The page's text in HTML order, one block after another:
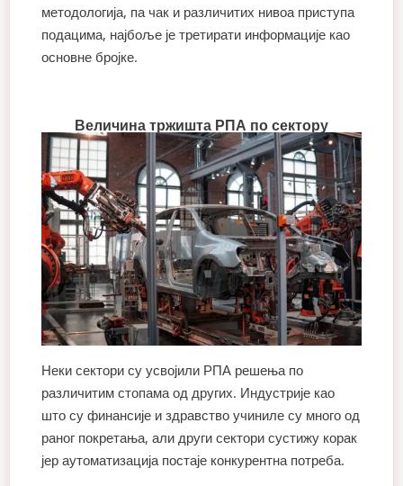
методологија, па чак и различитих нивоа приступа
подацима, најбоље је третирати информације као
основне бројке.
Величина тржишта РПА по сектору
Неки сектори су усвојили РПА решења по
различитим стопама од других. Индустрије као
што су финансије и здравство учиниле су много од
раног покретања, али други сектори сустижу корак
јер аутоматизација постаје конкурентна потреба.